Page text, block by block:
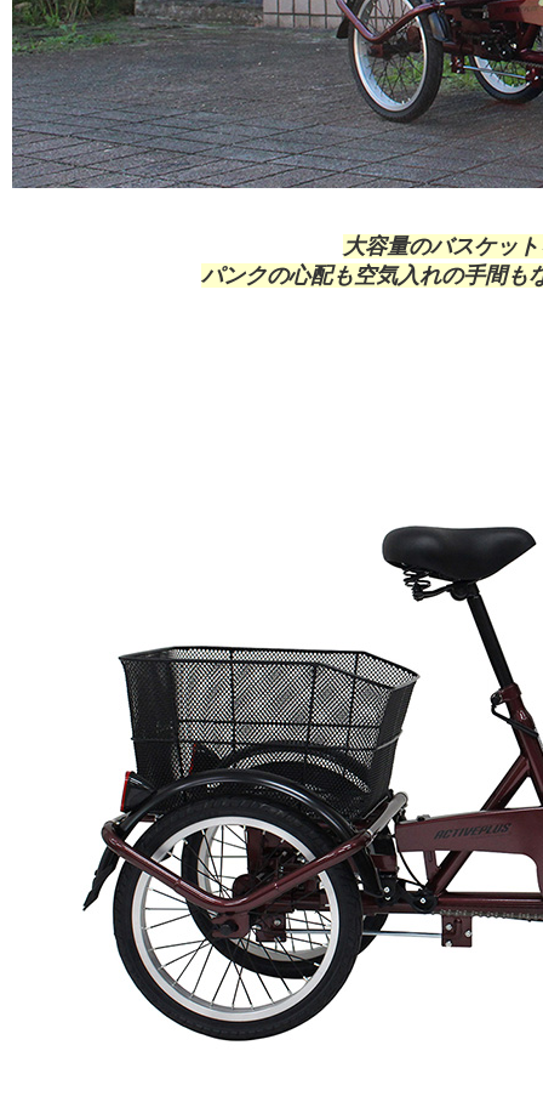
大容量のバスケッ
パンクの心配も空気入れの手間も